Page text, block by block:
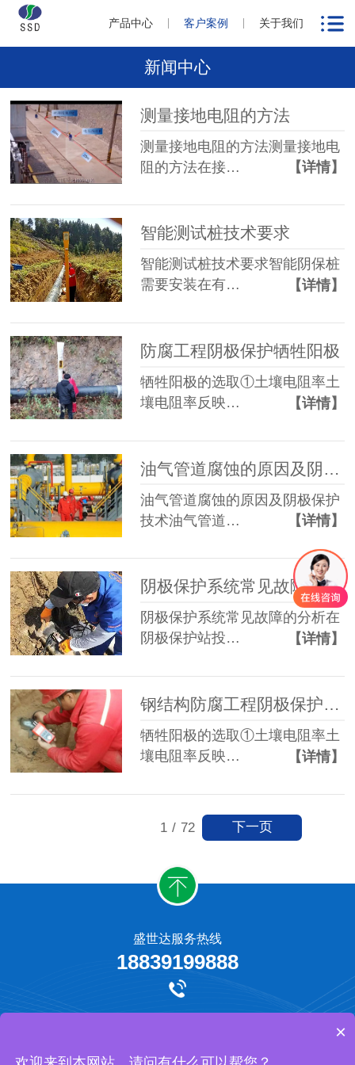
产品中心 客户案例 关于我们
新闻中心
测量接地电阻的方法
测量接地电阻的方法测量接地电
阻的方法在接…
【详情】
智能测试桩技术要求
智能测试桩技术要求智能阴保桩
需要安装在有…
【详情】
防腐工程阴极保护牺牲阳极
牺牲阳极的选取①土壤电阻率土
壤电阻率反映…
【详情】
油气管道腐蚀的原因及阴极保护技术
油气管道腐蚀的原因及阴极保护
技术油气管道…
【详情】
阴极保护系统常见故障的分析 ​​
阴极保护系统常见故障的分析在
阴极保护站投…
【详情】
钢结构防腐工程阴极保护牺牲阳极
牺牲阳极的选取①土壤电阻率土
壤电阻率反映…
【详情】
1 / 72 下一页
盛世达服务热线
18839199888
×